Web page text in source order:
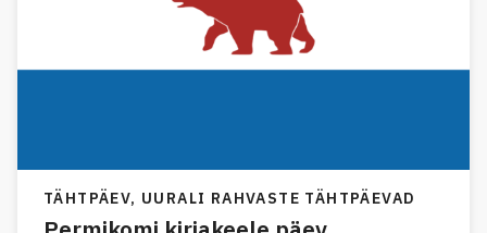
TÄHTPÄEV, UURALI RAHVASTE TÄHTPÄEVAD